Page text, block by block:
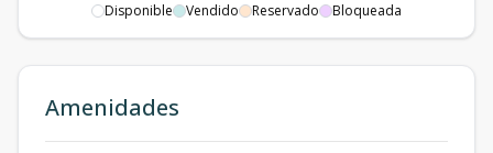
1 2 2 - 152
1 1- 69m2
Disponible Vendido Reservado Bloqueada
Amenidades